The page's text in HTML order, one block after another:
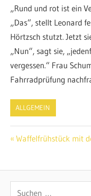
„Rund und rot ist ein
„Das“, stellt Leonard
Hörtzsch stutzt. Jetzt
„Nun“, sagt sie,
vergessen.“ Frau
Fahrradprüfung
ALLGEMEIN
Vorheriger
Waffelfrühstück mit
Suchen